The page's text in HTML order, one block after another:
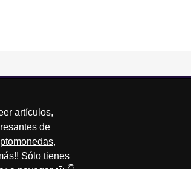
artículos,
de
,
Sólo tienes